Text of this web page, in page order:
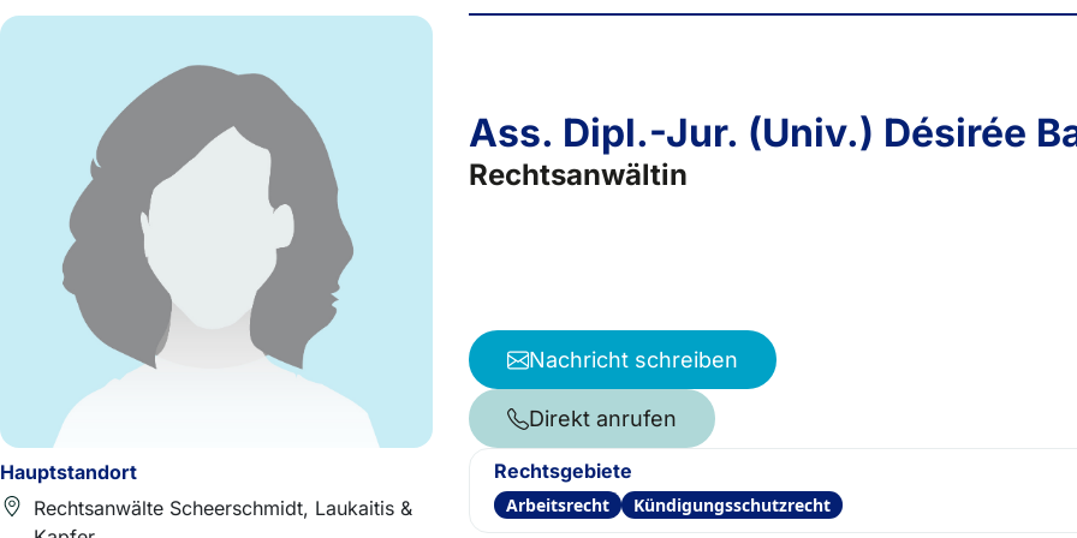
Hauptstandort
Rechtsanwälte Scheerschmidt, Laukaitis &
Ass. Dipl.-Jur. (Univ.) Désirée
Rechtsanwältin
Nachricht schreiben
Direkt anrufen
Rechtsgebiete
Arbeitsrecht Kündigungsschutzrecht